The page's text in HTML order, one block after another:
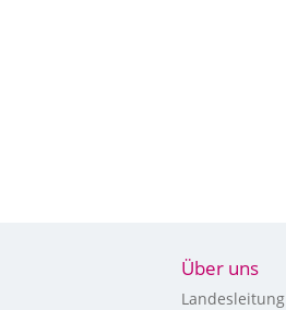
Über uns
Landesleitung